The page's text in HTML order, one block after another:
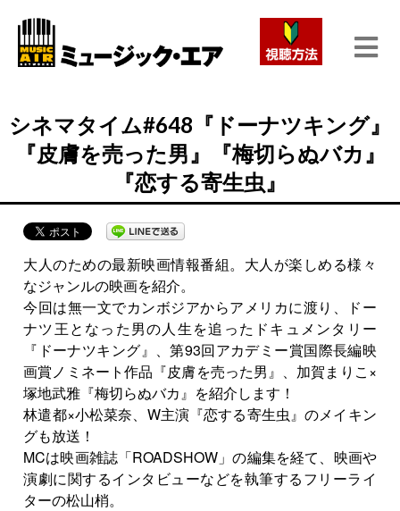
シネマタイム#648『ドーナツキング』
『皮膚を売った男』『梅切らぬバカ』
『恋する寄生虫』
大人のための最新映画情報番組。大人が楽しめる様々
なジャンルの映画を紹介。
今回は無一文でカンボジアからアメリカに渡り、ドー
ナツ王となった男の人生を追ったドキュメンタリー
『ドーナツキング』、第93回アカデミー賞国際長編映
画賞ノミネート作品『皮膚を売った男』、加賀まりこ×
塚地武雅『梅切らぬバカ』を紹介します！
林遣都×小松菜奈、W主演『恋する寄生虫』のメイキン
グも放送！
MCは映画雑誌「ROADSHOW」の編集を経て、映画や
演劇に関するインタビューなどを執筆するフリーライ
ターの松山梢。